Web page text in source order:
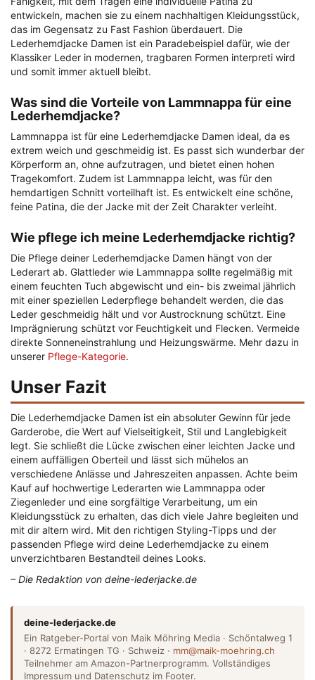
entwickeln, machen sie zu einem nachhaltigen Kleidungsstück,
das im Gegensatz zu Fast Fashion überdauert. Die
Lederhemdjacke Damen ist ein Paradebeispiel dafür, wie der
Klassiker Leder in modernen, tragbaren Formen interpreti wird
und somit immer aktuell bleibt.
Was sind die Vorteile von Lammnappa für eine
Lederhemdjacke?
Lammnappa ist für eine Lederhemdjacke Damen ideal, da es
extrem weich und geschmeidig ist. Es passt sich wunderbar der
Körperform an, ohne aufzutragen, und bietet einen hohen
Tragekomfort. Zudem ist Lammnappa leicht, was für den
hemdartigen Schnitt vorteilhaft ist. Es entwickelt eine schöne,
feine Patina, die der Jacke mit der Zeit Charakter verleiht.
Wie pflege ich meine Lederhemdjacke richtig?
Die Pflege deiner Lederhemdjacke Damen hängt von der
Lederart ab. Glattleder wie Lammnappa sollte regelmäßig mit
einem feuchten Tuch abgewischt und ein- bis zweimal jährlich
mit einer speziellen Lederpflege behandelt werden, die das
Leder geschmeidig hält und vor Austrocknung schützt. Eine
Imprägnierung schützt vor Feuchtigkeit und Flecken. Vermeide
direkte Sonneneinstrahlung und Heizungswärme. Mehr dazu in
unserer Pflege-Kategorie.
Unser Fazit
Die Lederhemdjacke Damen ist ein absoluter Gewinn für jede
Garderobe, die Wert auf Vielseitigkeit, Stil und Langlebigkeit
legt. Sie schließt die Lücke zwischen einer leichten Jacke und
einem auffälligen Oberteil und lässt sich mühelos an
verschiedene Anlässe und Jahreszeiten anpassen. Achte beim
Kauf auf hochwertige Lederarten wie Lammnappa oder
Ziegenleder und eine sorgfältige Verarbeitung, um ein
Kleidungsstück zu erhalten, das dich viele Jahre begleiten und
mit dir altern wird. Mit den richtigen Styling-Tipps und der
passenden Pflege wird deine Lederhemdjacke zu einem
unverzichtbaren Bestandteil deines Looks.
– Die Redaktion von deine-lederjacke.de
deine-lederjacke.de
Ein Ratgeber-Portal von Maik Möhring Media · Schöntalweg 1
· 8272 Ermatingen TG · Schweiz · mm@maik-moehring.ch
Teilnehmer am Amazon-Partnerprogramm. Vollständiges
Impressum und Datenschutz im Footer.